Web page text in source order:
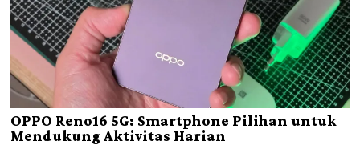
OPPO Reno16 5G: Smartphone Pilihan untuk
Mendukung Aktivitas Harian